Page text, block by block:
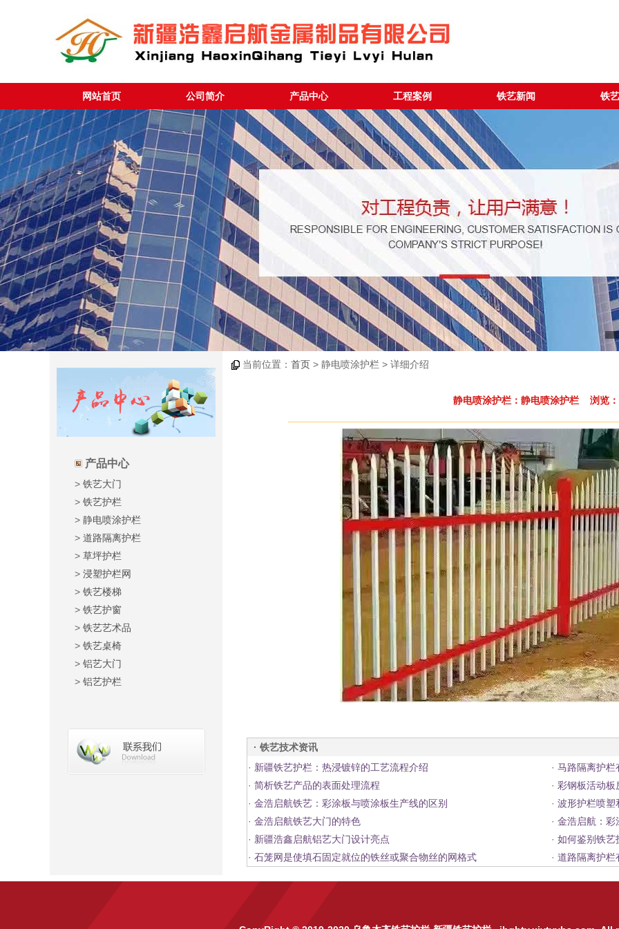
网站首页 公司简介 产品中心 工程案例 铁艺新闻 铁
产品中心
> 铁艺大门
> 铁艺护栏
> 静电喷涂护栏
> 道路隔离护栏
> 草坪护栏
> 浸塑护栏网
> 铁艺楼梯
> 铁艺护窗
> 铁艺艺术品
> 铁艺桌椅
> 铝艺大门
> 铝艺护栏
当前位置： 首页 > 静电喷涂护栏 > 详细介绍
静电喷涂护栏：静电喷涂护栏 浏览
· 铁艺技术资讯
· 新疆铁艺护栏：热浸镀锌的工艺流程介绍 · 马路隔离护栏
· 简析铁艺产品的表面处理流程 · 彩钢板活动板
· 金浩启航铁艺：彩涂板与喷涂板生产线的区别 · 波形护栏喷塑
· 金浩启航铁艺大门的特色 · 金浩启航：彩
· 新疆浩鑫启航铝艺大门设计亮点 · 如何鉴别铁艺
· 石笼网是使填石固定就位的铁丝或聚合物丝的网格式 · 道路隔离护栏